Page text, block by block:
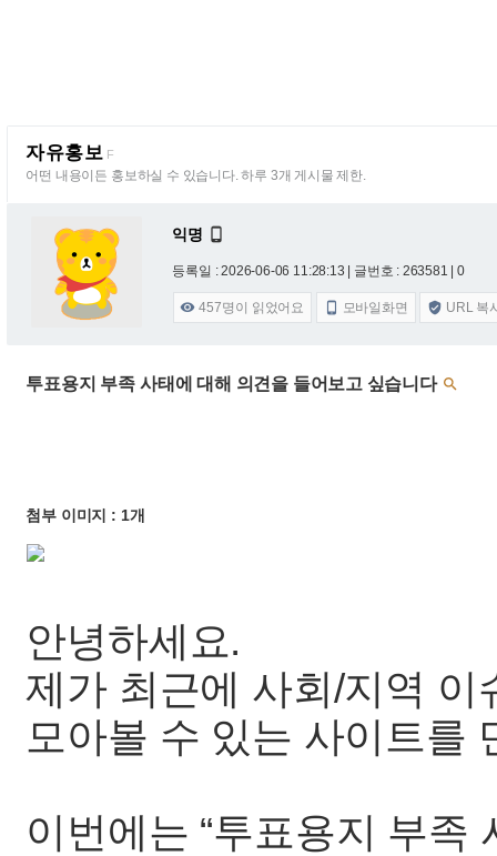
자유홍보 F
어떤 내용이든 홍보하실 수 있습니다. 하루 3개 게시물 제한.
익명 
등록일 : 2026-06-06 11:28:13 | 글번호 : 263581 | 0
 457명이 읽었어요  모바일화면  URL 복
투표용지 부족 사태에 대해 의견을 들어보고 싶습니다 
첨부 이미지 : 1개
안녕하세요.
제가 최근에 사회/지역
모아볼 수 있는 사이트를
이번에는 “투표용지 부족